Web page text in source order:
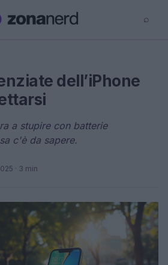
⌕
dell’iPhone
a stupire con batterie
c'è da sapere.
· 3 min